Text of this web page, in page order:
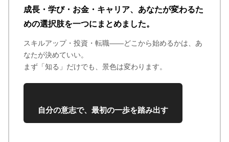
成長・学び・お金・キャリア、あなたが変わるた
めの選択肢を一つにまとめました。
スキルアップ・投資・転職——どこから始めるかは、あ
なたが決めていい。
まず「知る」だけでも、景色は変わります。
自分の意志で、最初の一歩を踏み出す